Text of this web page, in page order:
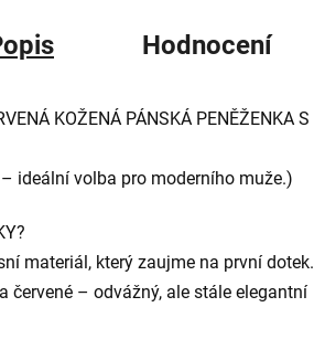
Hodnocení
KOŽENÁ PÁNSKÁ PENĚŽENKA S
ideální volba pro moderního muže.)
materiál, který zaujme na první dotek.
červené – odvážný, ale stále elegantní